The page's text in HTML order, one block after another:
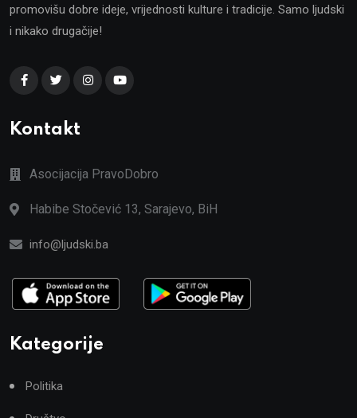
promovišu dobre ideje, vrijednosti kulture i tradicije. Samo ljudski
i nikako drugačije!
Kontakt
Asocijacija PravoDobro
Habibe Stočević 13, Sarajevo, BiH
info@ljudski.ba
Kategorije
Politika